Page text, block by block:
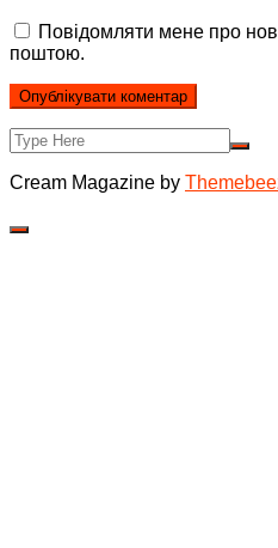
Повідомляти мене про
поштою.
Cream Magazine by